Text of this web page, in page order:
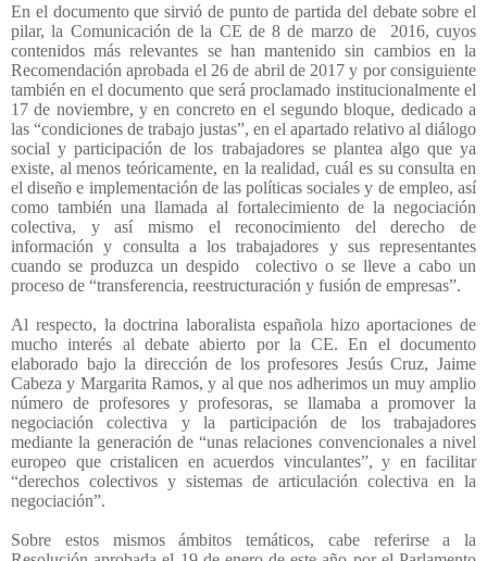
En el documento que sirvió de punto de partida del debate sobre el
pilar, la Comunicación de la CE de 8 de marzo de
2016, cuyos
contenidos más relevantes se han mantenido sin cambios en la
Recomendación aprobada el 26 de abril de 2017 y por consiguiente
también en el documento que será proclamado institucionalmente el
17 de noviembre, y en concreto en el segundo bloque, dedicado a
las “condiciones de trabajo justas”, en el apartado relativo al diálogo
social y participación de los trabajadores se plantea algo que ya
existe, al menos teóricamente, en la realidad, cuál es su consulta en
el diseño e implementación de las políticas sociales y de empleo, así
como también una llamada al fortalecimiento de la negociación
colectiva, y así mismo el reconocimiento del derecho de
información y consulta a los trabajadores y sus representantes
cuando se produzca un despido
colectivo o se lleve a cabo un
proceso de “transferencia, reestructuración y fusión de empresas”.
Al respecto, la doctrina laboralista española hizo aportaciones de
mucho interés al debate abierto por la CE. En el documento
elaborado bajo la dirección de los profesores Jesús Cruz, Jaime
Cabeza y Margarita Ramos, y al que nos adherimos un muy amplio
número de profesores y profesoras, se llamaba a promover la
negociación colectiva y la participación de los trabajadores
mediante la generación de “unas relaciones convencionales a nivel
europeo que cristalicen en acuerdos vinculantes”, y en facilitar
“derechos colectivos y sistemas de articulación colectiva en la
negociación”.
Sobre estos mismos ámbitos temáticos, cabe referirse a la